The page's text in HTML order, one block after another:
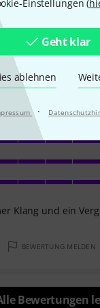
Einstellungen (
Geht klar
ablehnen
·
BEWERTUNG MELDEN
Oleborg 25.01.2022
Klang und ein
BEWERTUNG MELDEN
Bewertungen